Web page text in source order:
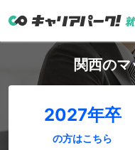
関西の
2027年卒
の方はこちら